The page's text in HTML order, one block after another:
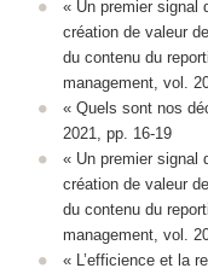
« Un premier signal
création de valeur
du contenu du
management, vol.
« Quels sont nos
2021, pp. 16-19
« Un premier signal
création de valeur
du contenu du
management, vol.
« L’efficience et la